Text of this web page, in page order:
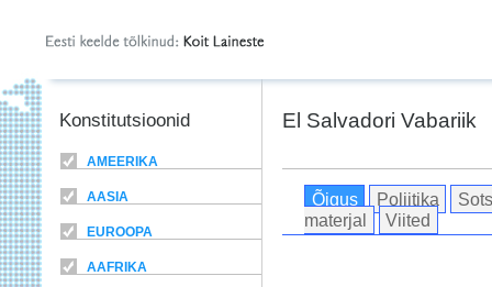
Konstitutsioonid
AMEERIKA
AASIA
EUROOPA
AAFRIKA
El Salvadori Vabariik
Õigus Poliitika
materjal
Viited